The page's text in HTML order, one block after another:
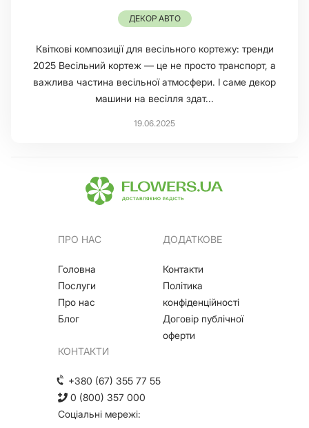
ДЕКОР АВТО
Квіткові композиції для весільного кортежу: тренди
2025 Весільний кортеж — це не просто транспорт, а
важлива частина весільної атмосфери. І саме декор
машини на весілля здат...
19.06.2025
ПРО НАС
Головна
Послуги
Про нас
Блог
ДОДАТКОВЕ
Контакти
Політика
конфіденційності
Договір публічної
оферти
КОНТАКТИ
+380 (67) 355 77 55
0 (800) 357 000
Соціальні мережі: